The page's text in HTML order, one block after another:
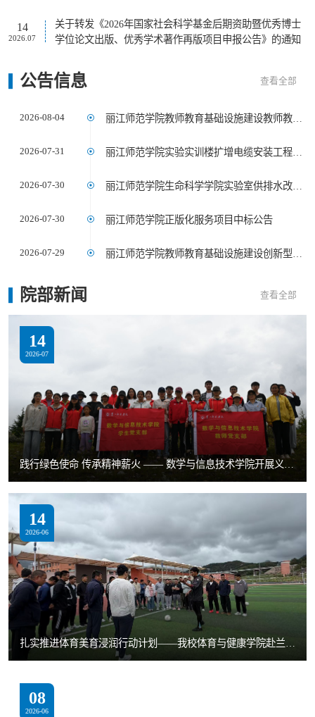
14
2026.07
关于转发《2026年国家社会科学基金后期资助暨优秀博士
学位论文出版、优秀学术著作再版项目申报公告》的通知
公告信息 查看全部
2026-08-04 丽江师范学院教师教育基础设施建设教师教育通识课程智慧教学基础环境强化—智慧教室及标准化考场建设项目（二次）中标结果公告
2026-07-31 丽江师范学院实验实训楼扩增电缆安装工程项目成交结果公告
2026-07-30 丽江师范学院生命科学学院实验室供排水改造项目成交结果公告
2026-07-30 丽江师范学院正版化服务项目中标公告
2026-07-29 丽江师范学院教师教育基础设施建设创新型音乐专业智慧教学平台建设项目
院部新闻 查看全部
14
2026-07
践行绿色使命 传承精神薪火 —— 数学与信息技术学院开展义务植树党建共建活动
14
2026-06
08
2026-06